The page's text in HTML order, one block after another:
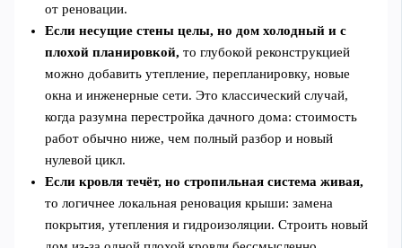
от реновации.
Если несущие стены целы, но дом холодный и с
плохой планировкой, то глубокой реконструкцией
можно добавить утепление, перепланировку, новые
окна и инженерные сети. Это классический случай,
когда разумна перестройка дачного дома: стоимость
работ обычно ниже, чем полный разбор и новый
нулевой цикл.
Если кровля течёт, но стропильная система живая,
то логичнее локальная реновация крыши: замена
покрытия, утепления и гидроизоляции. Строить новый